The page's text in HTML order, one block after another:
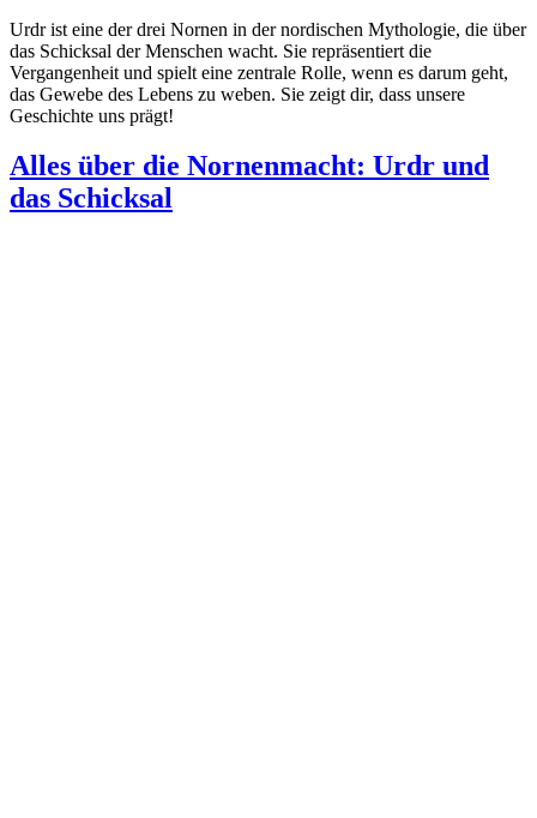
Urdr ist eine der drei Nornen in der nordischen Mythologie, die über
das Schicksal der Menschen wacht. Sie repräsentiert die
Vergangenheit und spielt eine zentrale Rolle, wenn es darum geht,
das Gewebe des Lebens zu weben. Sie zeigt dir, dass unsere
Geschichte uns prägt!
Alles über die Nornenmacht: Urdr und
das Schicksal